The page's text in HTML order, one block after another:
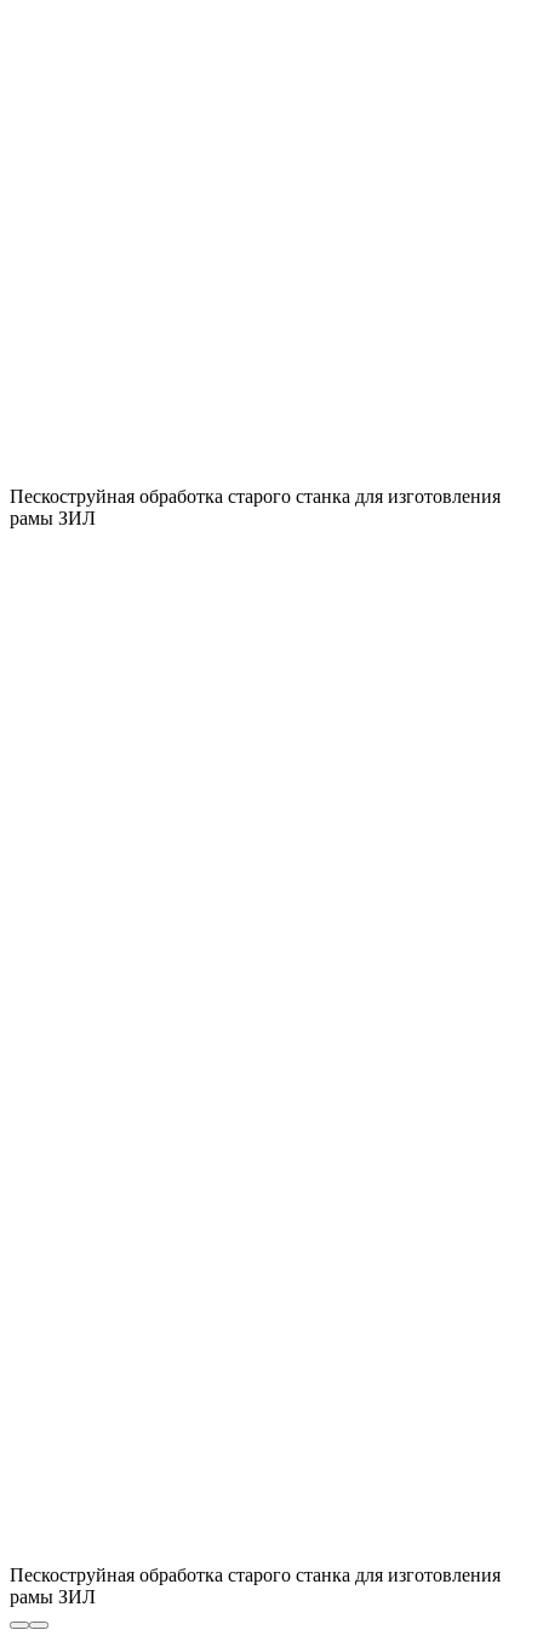
Пескоструйная обработка старого станка для изготовления
рамы ЗИЛ
Пескоструйная обработка старого станка для изготовления
рамы ЗИЛ